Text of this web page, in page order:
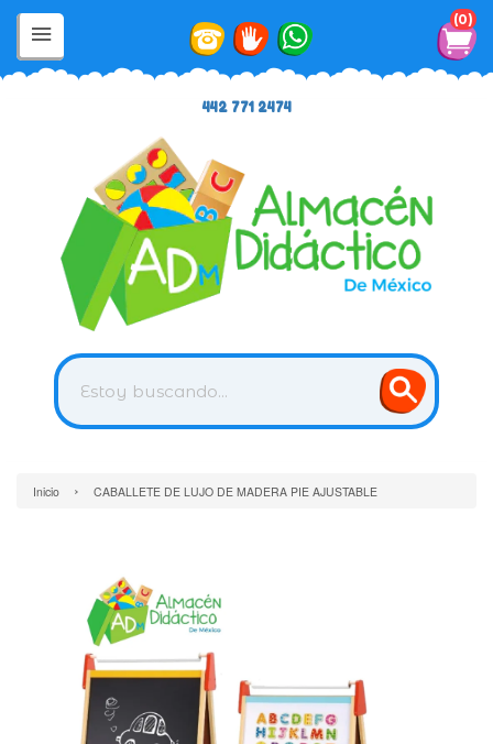
0
442 771 2474
Inicio › CABALLETE DE LUJO DE MADERA PIE AJUSTABLE